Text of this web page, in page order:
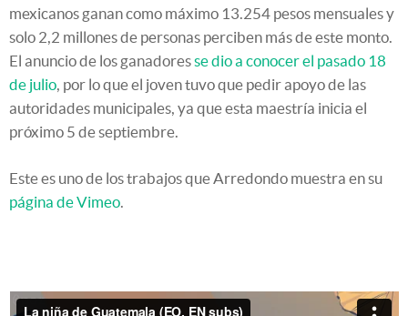
mexicanos ganan como máximo 13.254 pesos mensuales y
solo 2,2 millones de personas perciben más de este monto.
El anuncio de los ganadoresse dio a conocer el pasado 18
de julio, por lo que el joven tuvo que pedir apoyo de las
autoridades municipales, ya que esta maestría inicia el
próximo 5 de septiembre.
Este es uno de los trabajos que Arredondo muestra en su
página de Vimeo.